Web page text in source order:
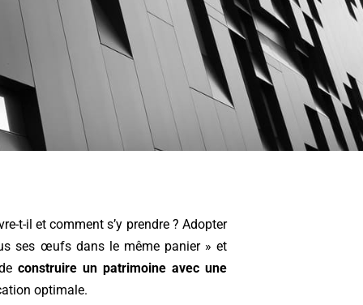
t-il et comment s’y prendre ? Adopter
ses œufs dans le même panier » et
construire un patrimoine avec une
optimale.